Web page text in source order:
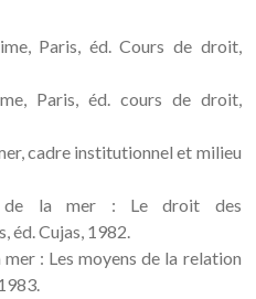
Paris, éd. Cours de droit,
Paris, éd. cours de droit,
cadre institutionnel et milieu
de la mer : Le droit des
éd. Cujas, 1982.
: Les moyens de la relation